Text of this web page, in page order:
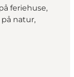
feriehuse,
natur,